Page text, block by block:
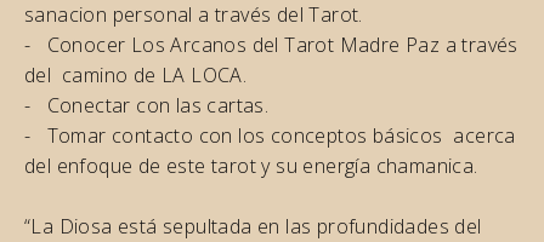
sanacion personal a través del Tarot.
- Conocer Los Arcanos del Tarot Madre Paz a través
del camino de LA LOCA.
- Conectar con las cartas.
- Tomar contacto con los conceptos básicos acerca
del enfoque de este tarot y su energía chamanica.
“La Diosa está sepultada en las profundidades del